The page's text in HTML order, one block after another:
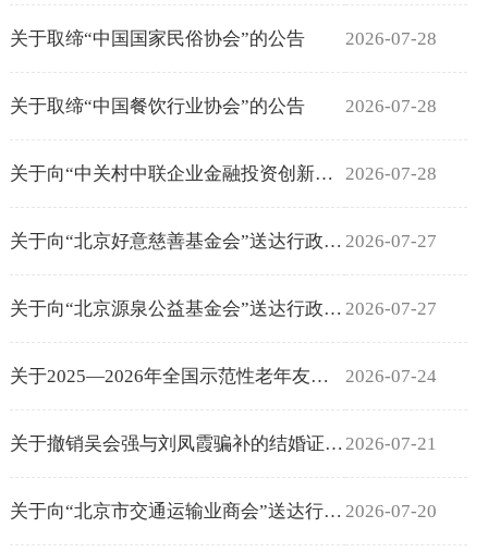
关于取缔“中国国家民俗协会”的公告 2026-07-28
关于取缔“中国餐饮行业协会”的公告 2026-07-28
关于向“中关村中联企业金融投资创新促进会”送达行政处罚事先告知书的公... 2026-07-28
关于向“北京好意慈善基金会”送达行政处罚事先告知书的公告 2026-07-27
关于向“北京源泉公益基金会”送达行政处罚决定书的公告 2026-07-27
关于2025—2026年全国示范性老年友好型社区创建北京市推荐对象的... 2026-07-24
关于撤销吴会强与刘凤霞骗补的结婚证的公告 2026-07-21
关于向“北京市交通运输业商会”送达行政处罚事先告知书的公告 2026-07-20